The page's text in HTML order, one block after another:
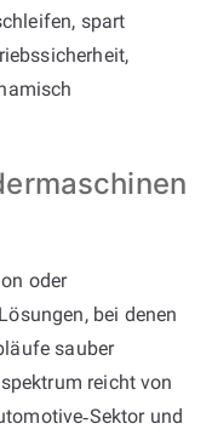
spart
oder
bei denen
sauber
reicht von
und